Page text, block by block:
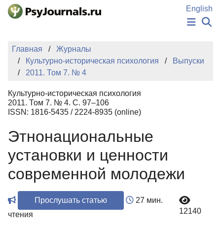
Перейти к основному содержанию
English
НОВОСТИ
КЛЮЧЕВЫЕ СЛОВА
Регистрация
Главная
Журналы
Культурно-историческая психология
Выпуски
2011. Том 7. № 4
Культурно-историческая психология
2011. Том 7. № 4. С. 97–106
ISSN: 1816-5435 / 2224-8935 (online)
Этнонациональные
установки и ценности
современной молодежи
Прослушать статью
27 мин.
чтения
12140